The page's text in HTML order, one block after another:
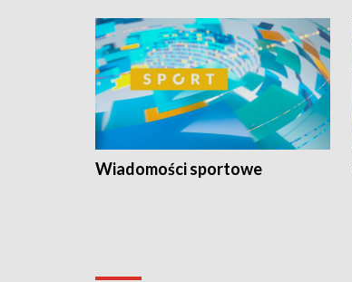
Wiadomości sportowe